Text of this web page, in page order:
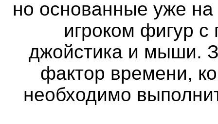
но основанные уже
игроком фигур
джойстика и мыши.
фактор времени,
необходимо